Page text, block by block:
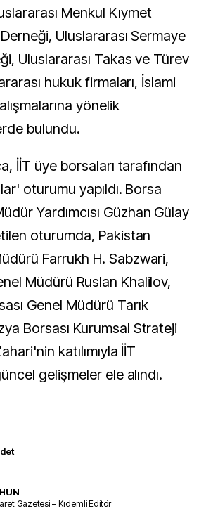
Menkul Kıymet
Uluslararası Sermaye
Uluslararası Takas ve Türev
hukuk firmaları, İslami
yönelik
bulundu.
İİT üye borsaları tarafından
oturumu yapıldı. Borsa
Yardımcısı Güzhan Gülay
oturumda, Pakistan
Farrukh H. Sabzwari,
Müdürü Ruslan Khalilov,
Genel Müdürü Tarık
Borsası Kurumsal Strateji
katılımıyla İİT
gelişmeler ele alındı.
Gazetesi – Kıdemli Editör